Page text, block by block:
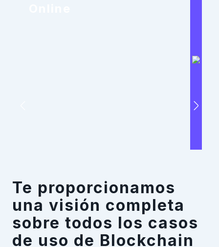
Te proporcionamos
una visión completa
sobre todos los casos
de uso de Blockchain